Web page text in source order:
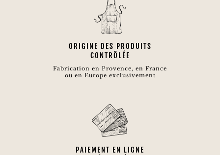
ORIGINE DES PRODUITS
CONTRÔLÉE
Fabrication en Provence, en France
ou en Europe exclusivement
PAIEMENT EN LIGNE